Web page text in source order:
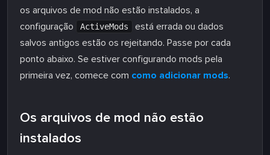
os arquivos de mod não estão instalados, a
configuração
ActiveMods
está errada ou dados
salvos antigos estão os rejeitando. Passe por cada
ponto abaixo. Se estiver configurando mods pela
primeira vez, comece com como adicionar mods.
Os arquivos de mod não estão
instalados